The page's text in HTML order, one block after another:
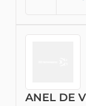
ANEL DE